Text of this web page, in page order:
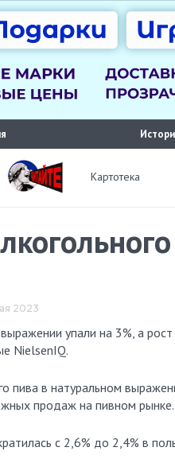
Картотека
2023
NielsenIQ.
пива в натуральном
продаж на пивном рынке.
с 2,6% до 2,4% в